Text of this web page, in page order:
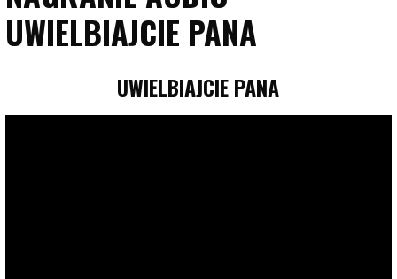
UWIELBIAJCIE PANA
UWIELBIAJCIE PANA